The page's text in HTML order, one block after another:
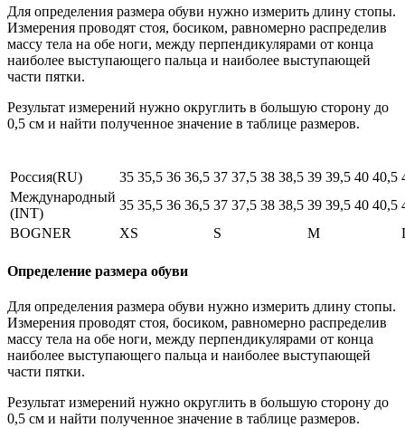
Для определения размера обуви нужно измерить длину стопы.
Измерения проводят стоя, босиком, равномерно распределив
массу тела на обе ноги, между перпендикулярами от конца
наиболее выступающего пальца и наиболее выступающей
части пятки.
Результат измерений нужно округлить в большую сторону до
0,5 см и найти полученное значение в таблице размеров.
Россия(RU) 35 35,5 36 36,5 37 37,5 38 38,5 39 39,5 40 40,5
Международный
(INT)
35 35,5 36 36,5 37 37,5 38 38,5 39 39,5 40 40,5
BOGNER
XS S M
Определение размера обуви
Для определения размера обуви нужно измерить длину стопы.
Измерения проводят стоя, босиком, равномерно распределив
массу тела на обе ноги, между перпендикулярами от конца
наиболее выступающего пальца и наиболее выступающей
части пятки.
Результат измерений нужно округлить в большую сторону до
0,5 см и найти полученное значение в таблице размеров.